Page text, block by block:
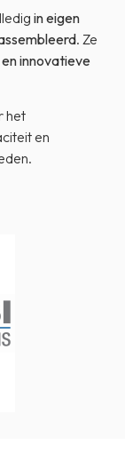
in eigen
. Ze
innovatieve
het
en